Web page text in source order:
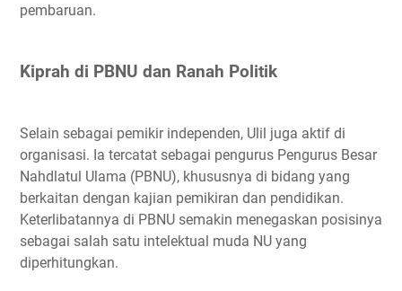
pembaruan.
Kiprah di PBNU dan Ranah Politik
Selain sebagai pemikir independen, Ulil juga aktif di
organisasi. Ia tercatat sebagai pengurus Pengurus Besar
Nahdlatul Ulama (PBNU), khususnya di bidang yang
berkaitan dengan kajian pemikiran dan pendidikan.
Keterlibatannya di PBNU semakin menegaskan posisinya
sebagai salah satu intelektual muda NU yang
diperhitungkan.